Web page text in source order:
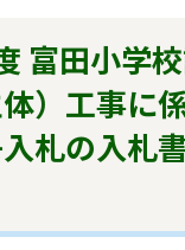
富田小学
体）工事に
札の入札